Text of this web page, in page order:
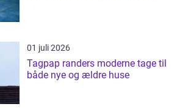
01 juli 2026
Tagpap randers moderne tage til
både nye og ældre huse